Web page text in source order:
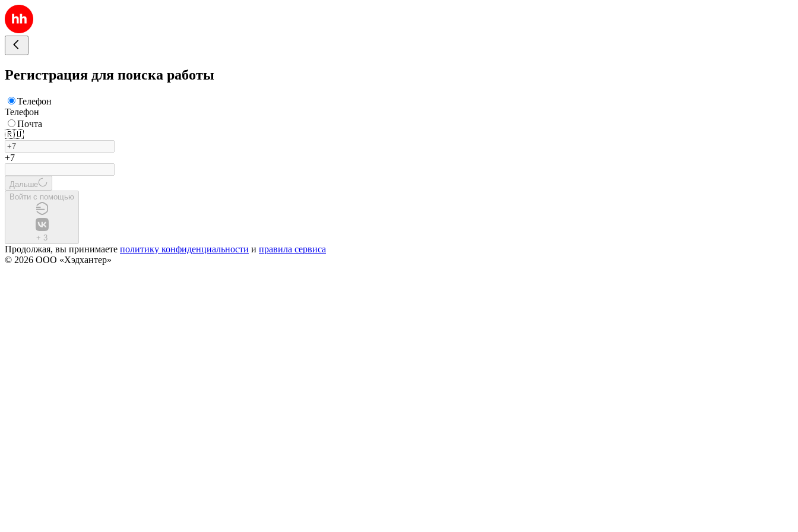
Регистрация для поиска работы
Телефон
Телефон
Почта
🇷🇺
+7
Дальше
Войти с помощью
+ 3
Продолжая, вы принимаете политику конфиденциальности и правила сервиса
© 2026 ООО «Хэдхантер»